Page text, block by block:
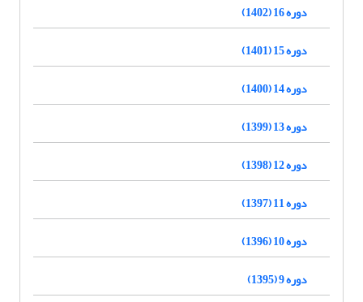
دوره 16 (1402)
دوره 15 (1401)
دوره 14 (1400)
دوره 13 (1399)
دوره 12 (1398)
دوره 11 (1397)
دوره 10 (1396)
دوره 9 (1395)